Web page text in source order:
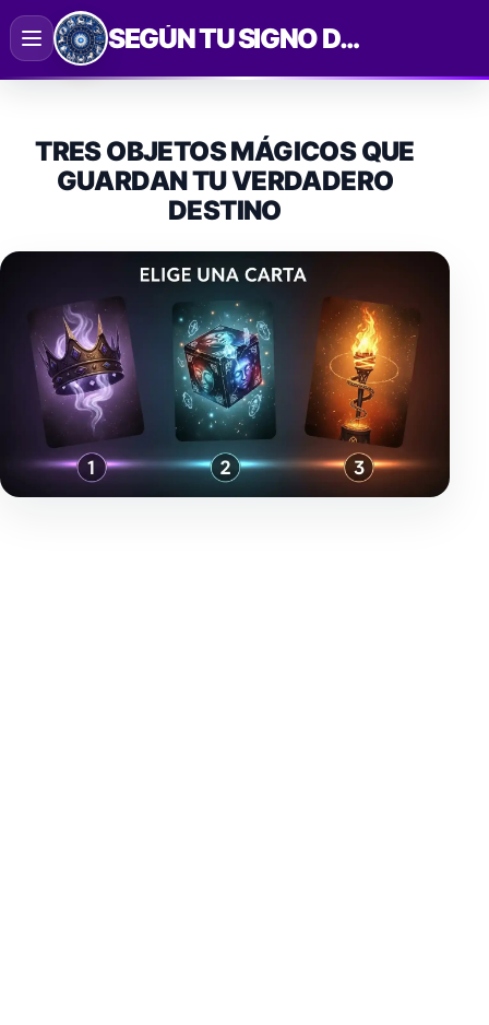
Saltar
al
contenido
SEGÚN TU SIGNO DEL ZODIACO
TRES OBJETOS MÁGICOS QUE
GUARDAN TU VERDADERO
DESTINO